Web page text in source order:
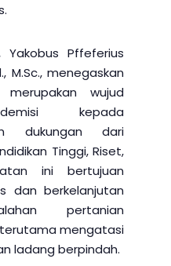
Pffeferius
M.Sc., menegaskan
wujud
kepada
dukungan dari
Tinggi, Riset,
ini bertujuan
dan berkelanjutan
pertanian
mengatasi
ladang berpindah.